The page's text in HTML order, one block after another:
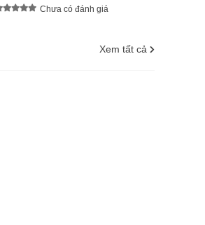
Chưa có đánh giá
Xem tất cả